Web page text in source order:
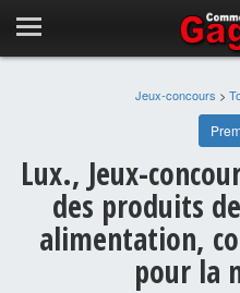
Jeux-concours >
Lux., Jeux-
des produits
alimentation,
pour la